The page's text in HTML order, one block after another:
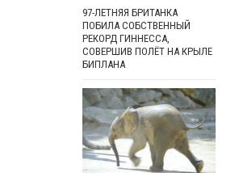
97-ЛЕТНЯЯ БРИТАНКА
ПОБИЛА СОБСТВЕННЫЙ
РЕКОРД ГИННЕССА,
СОВЕРШИВ ПОЛЁТ НА КРЫЛЕ
БИПЛАНА